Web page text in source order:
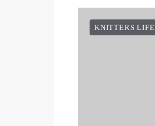
KNITTERS LIFE